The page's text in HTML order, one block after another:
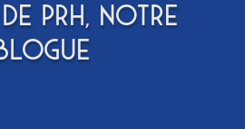
PRH, NOTRE